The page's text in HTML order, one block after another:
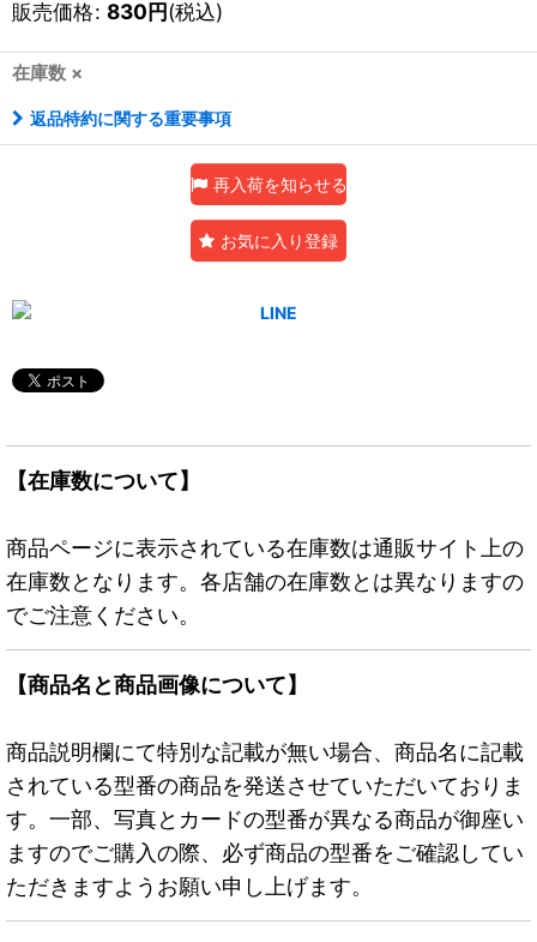
販売価格: 830円(税込)
在庫数 ×
返品特約に関する重要事項
再入荷を知らせる
お気に入り登録
【在庫数について】
商品ページに表示されている在庫数は通販サイト上の
在庫数となります。各店舗の在庫数とは異なりますの
でご注意ください。
【商品名と商品画像について】
商品説明欄にて特別な記載が無い場合、商品名に記載
されている型番の商品を発送させていただいておりま
す。一部、写真とカードの型番が異なる商品が御座い
ますのでご購入の際、必ず商品の型番をご確認してい
ただきますようお願い申し上げます。